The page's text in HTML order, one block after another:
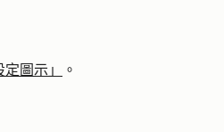
定圖示」 。